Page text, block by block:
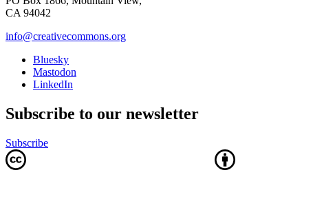
CA 94042
info@creativecommons.org
Bluesky
Mastodon
LinkedIn
Subscribe to our newsletter
Subscribe